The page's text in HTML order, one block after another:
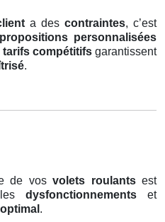
a des contraintes, c’est
propositions personnalisées
tarifs compétitifsgarantissent
.
de vosvolets roulantsest
dysfonctionnements et
.